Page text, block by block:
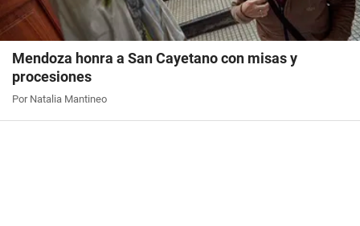
Mendoza honra a San Cayetano con misas y
procesiones
Por Natalia Mantineo